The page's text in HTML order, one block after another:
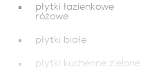
płytki łazienkowe
różowe
płytki białe
płytki kuchenne zielone